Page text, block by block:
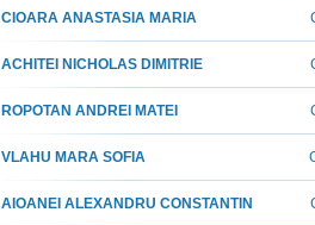
CIOARA ANASTASIA MARIA
ACHITEI NICHOLAS DIMITRIE
ROPOTAN ANDREI MATEI
VLAHU MARA SOFIA
AIOANEI ALEXANDRU CONSTANTIN